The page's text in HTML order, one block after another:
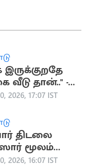
இருக்குறதே
வீடு தான்.." -
ரமேஷ்
2026, 17:07 IST
திடலை
மூலம்
- டிடிவி
2026, 16:07 IST